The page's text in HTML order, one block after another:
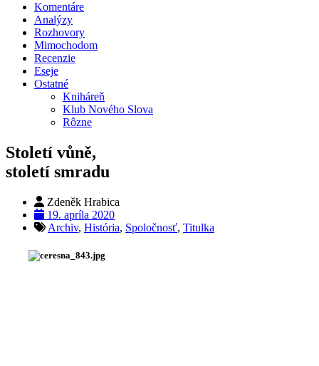
Komentáre
Analýzy
Rozhovory
Mimochodom
Recenzie
Eseje
Ostatné
Kniháreň
Klub Nového Slova
Rôzne
Století vůně,
století smradu
Zdeněk Hrabica
19. apríla 2020
Archiv, História, Spoločnosť, Titulka